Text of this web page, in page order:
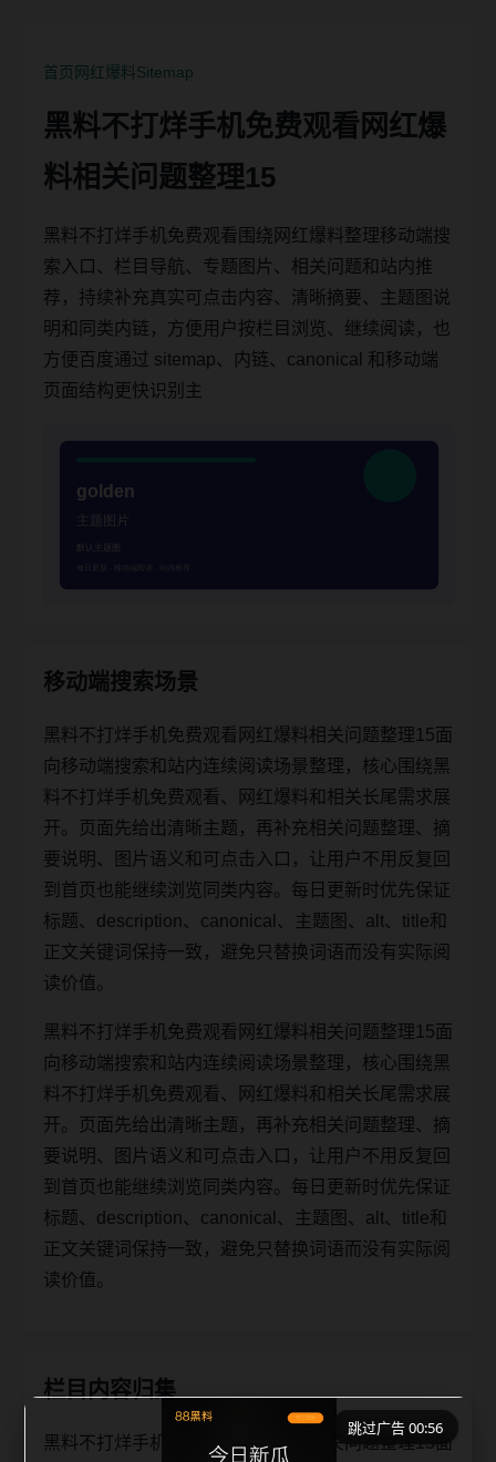
首页网红爆料Sitemap
黑料不打烊手机免费观看网红爆
料相关问题整理15
黑料不打烊手机免费观看围绕网红爆料整理移动端搜
索入口、栏目导航、专题图片、相关问题和站内推
荐，持续补充真实可点击内容、清晰摘要、主题图说
明和同类内链，方便用户按栏目浏览、继续阅读，也
方便百度通过 sitemap、内链、canonical 和移动端
页面结构更快识别主
移动端搜索场景
黑料不打烊手机免费观看网红爆料相关问题整理15面
向移动端搜索和站内连续阅读场景整理，核心围绕黑
料不打烊手机免费观看、网红爆料和相关长尾需求展
开。页面先给出清晰主题，再补充相关问题整理、摘
要说明、图片语义和可点击入口，让用户不用反复回
到首页也能继续浏览同类内容。每日更新时优先保证
标题、description、canonical、主题图、alt、title和
正文关键词保持一致，避免只替换词语而没有实际阅
读价值。
黑料不打烊手机免费观看网红爆料相关问题整理15面
向移动端搜索和站内连续阅读场景整理，核心围绕黑
料不打烊手机免费观看、网红爆料和相关长尾需求展
开。页面先给出清晰主题，再补充相关问题整理、摘
要说明、图片语义和可点击入口，让用户不用反复回
到首页也能继续浏览同类内容。每日更新时优先保证
标题、description、canonical、主题图、alt、title和
正文关键词保持一致，避免只替换词语而没有实际阅
读价值。
栏目内容归集
黑料不打烊手机免费观看网红爆料相关问题整理15面
跳过广告 00:56